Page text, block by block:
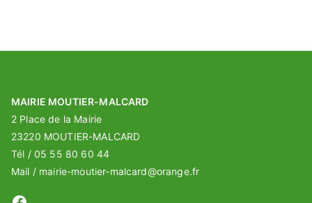
MAIRIE MOUTIER-MALCARD
2 Place de la Mairie
23220 MOUTIER-MALCARD
Tél / 05 55 80 60 44
Mail / mairie-moutier-malcard@orange.fr